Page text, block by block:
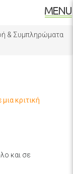
& Συμπληρώματα
μια κριτική
και σε